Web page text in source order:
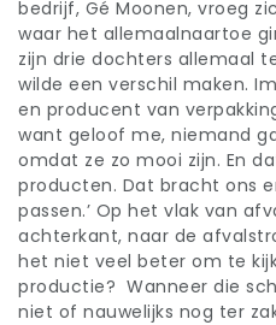
bedrijf, Gé Moonen, vroeg
waar het allemaalnaartoe
zijn drie dochters allemaal
wilde een verschil maken.
en producent van
want geloof me, niemand
omdat ze zo mooi zijn. En
producten. Dat bracht ons
passen.’ Op het vlak van
achterkant, naar de
het niet veel beter om te
productie? Wanneer die
niet of nauwelijks nog ter